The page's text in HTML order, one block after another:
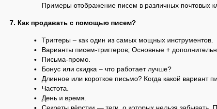
Примеры отображение писем в различных почтовых
7. Как продавать с помощью писем?
Триггеры – как один из самых мощных инструментов.
Варианты писем-триггеров; Основные +
Письма-промо.
Бонус или скидка – что работает лучше?
Длинное или короткое письмо? Когда какой вариант
Частота.
День и время.